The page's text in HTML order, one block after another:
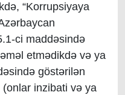
“Korrupsiyaya
ci maddəsində
etmədikdə və ya
göstərilən
(onlar inzibati və ya